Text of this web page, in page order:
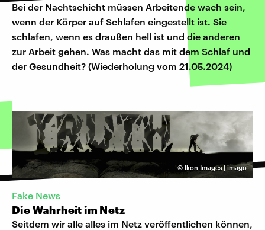
Bei der Nachtschicht müssen Arbeitende wach sein,
wenn der Körper auf Schlafen eingestellt ist. Sie
schlafen, wenn es draußen hell ist und die anderen
zur Arbeit gehen. Was macht das mit dem Schlaf und
der Gesundheit? (Wiederholung vom 21.05.2024)
© Ikon Images | imago
Fake News
Die Wahrheit im Netz
Seitdem wir alle alles im Netz veröffentlichen können,